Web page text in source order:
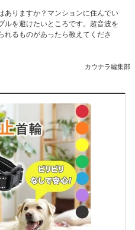
ありますか？マンションに住んでい
ルを避けたいところです。超音波を
れるものがあったら教えてくださ
カウナラ編集部